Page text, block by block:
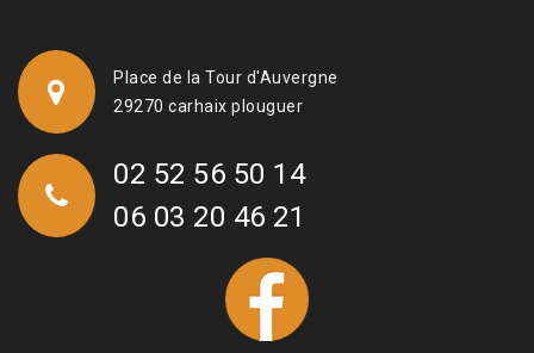
Place de la Tour d'Auvergne
29270 carhaix plouguer
02 52 56 50 14
06 03 20 46 21